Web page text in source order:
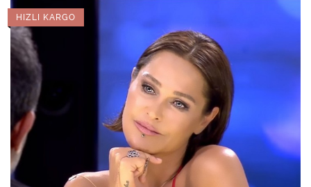
HIZLI KARGO